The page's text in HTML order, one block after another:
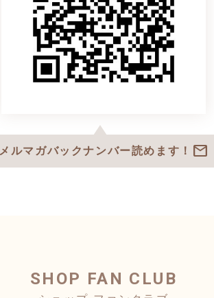
メルマガバックナンバー読めます！ mail
SHOP FAN CLUB